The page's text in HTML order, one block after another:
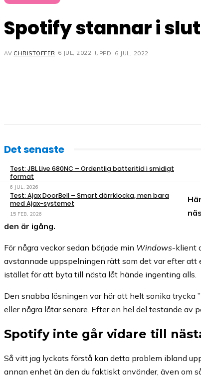
Spotify stannar i
AV CHRISTOFFER 6 JUL, 2022 UPPD. 6 JUL, 2022
Det senaste
Test: JBL Live 680NC – Ordentlig batteritid i smidigt
format
6 JUL, 2026
Test: Ajax DoorBell – Smart dörrklocka, men bara
med Ajax-systemet
15 FEB, 2026
den är igång.
För några veckor sedan började min Windows-klient
avstannade uppspelningen rätt som det var efter att
istället för att byta till nästa låt hände ingenting alls.
Den snabba lösningen var här att helt sonika
eller några låtar senare. Efter en hel del testande av
Spotify inte går vidare till
Så vitt jag lyckats förstå kan detta problem ibland
annan enhet än den du faktiskt använder, även om